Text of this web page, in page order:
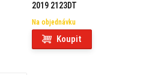
2019 2123DT
Na objednávku
Koupit